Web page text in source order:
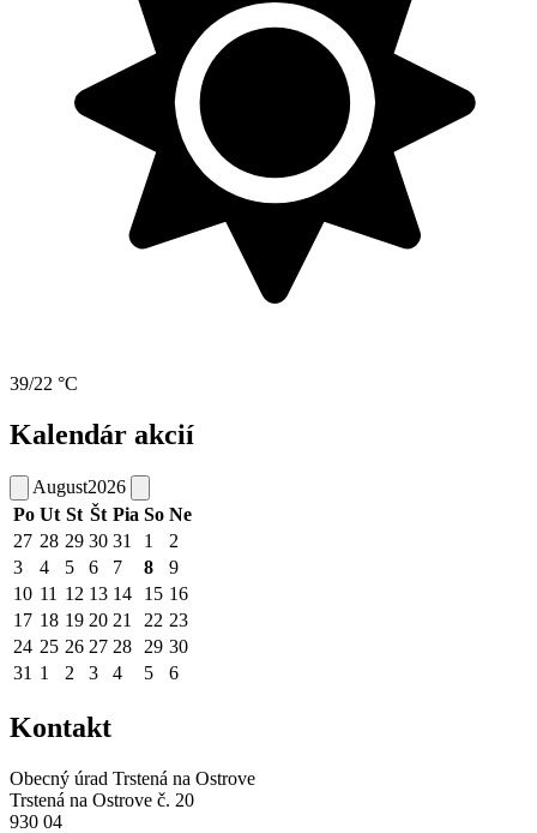
39/22 °C
Kalendár akcií
August2026
Po Ut St Št Pia So Ne
27 28 29 30 31 1
2
3
4 5 6 7 8
9
10 11 12 13 14 15 16
17 18 19 20 21 22 23
24 25 26 27 28 29 30
31 1 2 3 4 5 6
Kontakt
Obecný úrad Trstená na Ostrove
Trstená na Ostrove č. 20
930 04